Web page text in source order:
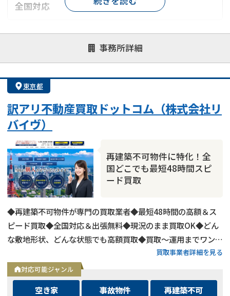
事務所詳細
全国対応
対応が親身 オンライン面談可能
レスポンスが早い
1億円以上の買取可
東京都
訳アリ不動産買取ドットコム（株式会社リ
バイヴ）
再建築不可物件に特化！全
国どこでも最短48時間スピ
ード買取
◆再建築不可物件が専門の買取業者◆最短48時間の高額＆ス
ピード買取◆全国対応＆出張無料◆現況のまま買取OK◆どん
な敷地形状、どんな状態でも高額買取◆買取〜運用までワンス
トップ対応◆無料査定＆相談はフォームから24時間受付
買取事業者詳細を見る
対応可能ジャンル
空き家 事故物件
再建築不可